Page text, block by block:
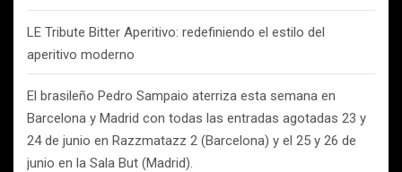
LE Tribute Bitter Aperitivo: redefiniendo el estilo del
aperitivo moderno
El brasileño Pedro Sampaio aterriza esta semana en
Barcelona y Madrid con todas las entradas agotadas 23 y
24 de junio en Razzmatazz 2 (Barcelona) y el 25 y 26 de
junio en la Sala But (Madrid).